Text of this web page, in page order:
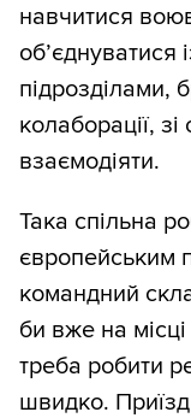
навчитися
об’єднуватися
підрозділами,
колаборації,
взаємодіяти.
Така спільна
європейським
командний
би вже на
треба робити
швидко. Приїзд